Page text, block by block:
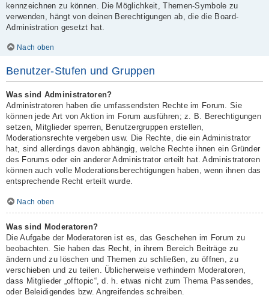
kennzeichnen zu können. Die Möglichkeit, Themen-Symbole zu
verwenden, hängt von deinen Berechtigungen ab, die die Board-
Administration gesetzt hat.
Nach oben
Benutzer-Stufen und Gruppen
Was sind Administratoren?
Administratoren haben die umfassendsten Rechte im Forum. Sie
können jede Art von Aktion im Forum ausführen; z. B. Berechtigungen
setzen, Mitglieder sperren, Benutzergruppen erstellen,
Moderationsrechte vergeben usw. Die Rechte, die ein Administrator
hat, sind allerdings davon abhängig, welche Rechte ihnen ein Gründer
des Forums oder ein anderer Administrator erteilt hat. Administratoren
können auch volle Moderationsberechtigungen haben, wenn ihnen das
entsprechende Recht erteilt wurde.
Nach oben
Was sind Moderatoren?
Die Aufgabe der Moderatoren ist es, das Geschehen im Forum zu
beobachten. Sie haben das Recht, in ihrem Bereich Beiträge zu
ändern und zu löschen und Themen zu schließen, zu öffnen, zu
verschieben und zu teilen. Üblicherweise verhindern Moderatoren,
dass Mitglieder „offtopic“, d. h. etwas nicht zum Thema Passendes,
oder Beleidigendes bzw. Angreifendes schreiben.